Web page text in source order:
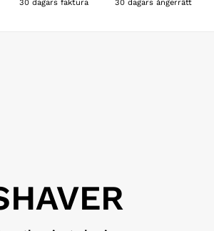
30 dagars faktura 30 dagars ångerrätt